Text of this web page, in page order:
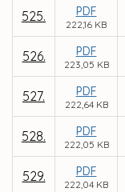
525. PDF
222,16 KB
526. PDF
223,05 KB
527. PDF
222,64 KB
528. PDF
222,05 KB
529. PDF
222,04 KB